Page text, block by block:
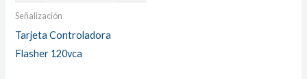
Señalización
Tarjeta Controladora
Flasher 120vca